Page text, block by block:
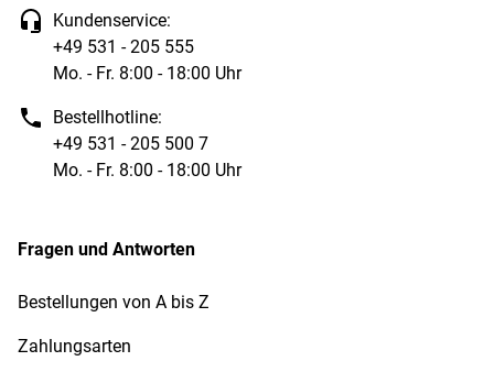
Kundenservice:
+49 531 - 205 555
Mo. - Fr. 8:00 - 18:00 Uhr
Bestellhotline:
+49 531 - 205 500 7
Mo. - Fr. 8:00 - 18:00 Uhr
Fragen und Antworten
Bestellungen von A bis Z
Zahlungsarten